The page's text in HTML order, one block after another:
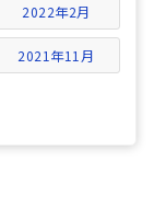
2022年2月
2021年11月